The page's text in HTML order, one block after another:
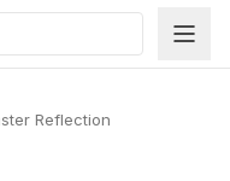
Reflection